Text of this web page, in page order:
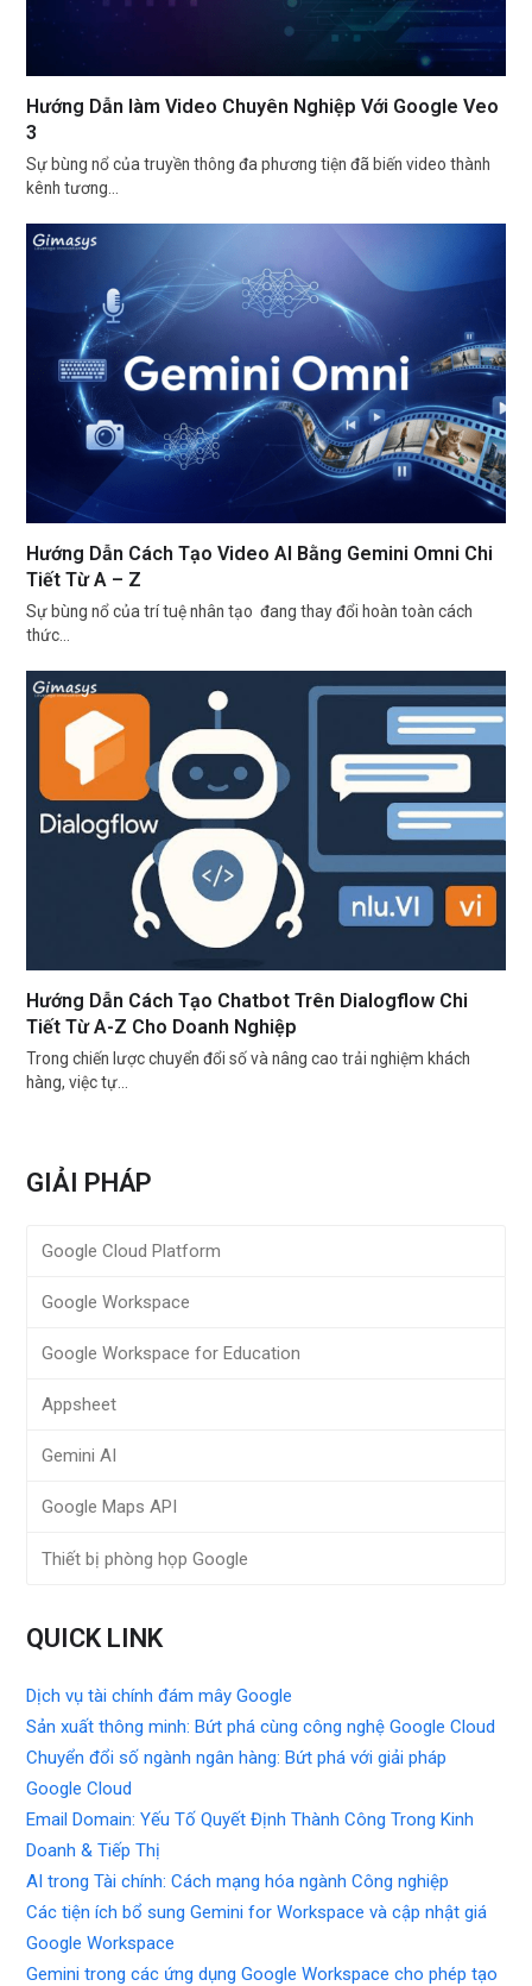
Hướng Dẫn làm Video Chuyên Nghiệp Với Google Veo
3
Sự bùng nổ của truyền thông đa phương tiện đã biến video thành
kênh tương…
Hướng Dẫn Cách Tạo Video AI Bằng Gemini Omni Chi
Tiết Từ A – Z
Sự bùng nổ của trí tuệ nhân tạo đang thay đổi hoàn toàn cách
thức…
Hướng Dẫn Cách Tạo Chatbot Trên Dialogflow Chi
Tiết Từ A-Z Cho Doanh Nghiệp
Trong chiến lược chuyển đổi số và nâng cao trải nghiệm khách
hàng, việc tự…
GIẢI PHÁP
Google Cloud Platform
Google Workspace
Google Workspace for Education
Appsheet
Gemini AI
Google Maps API
Thiết bị phòng họp Google
QUICK LINK
Dịch vụ tài chính đám mây Google
Sản xuất thông minh: Bứt phá cùng công nghệ Google Cloud
Chuyển đổi số ngành ngân hàng: Bứt phá với giải pháp
Google Cloud
Email Domain: Yếu Tố Quyết Định Thành Công Trong Kinh
Doanh & Tiếp Thị
AI trong Tài chính: Cách mạng hóa ngành Công nghiệp
Các tiện ích bổ sung Gemini for Workspace và cập nhật giá
Google Workspace
Gemini trong các ứng dụng Google Workspace cho phép tạo